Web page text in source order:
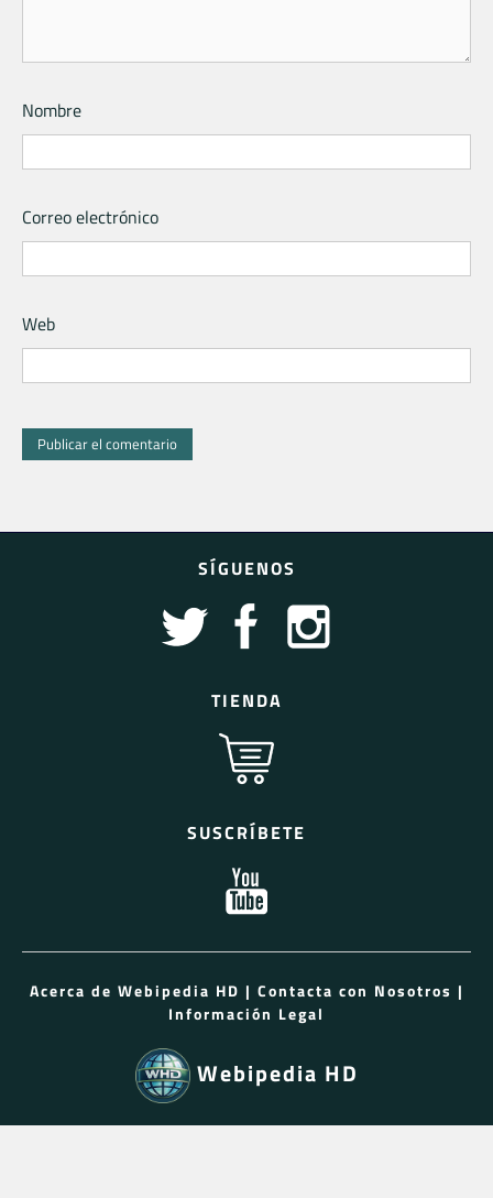
Nombre
Correo electrónico
Web
SÍGUENOS
TIENDA
SUSCRÍBETE
Acerca de Webipedia HD | Contacta con Nosotros |
Información Legal
Webipedia HD